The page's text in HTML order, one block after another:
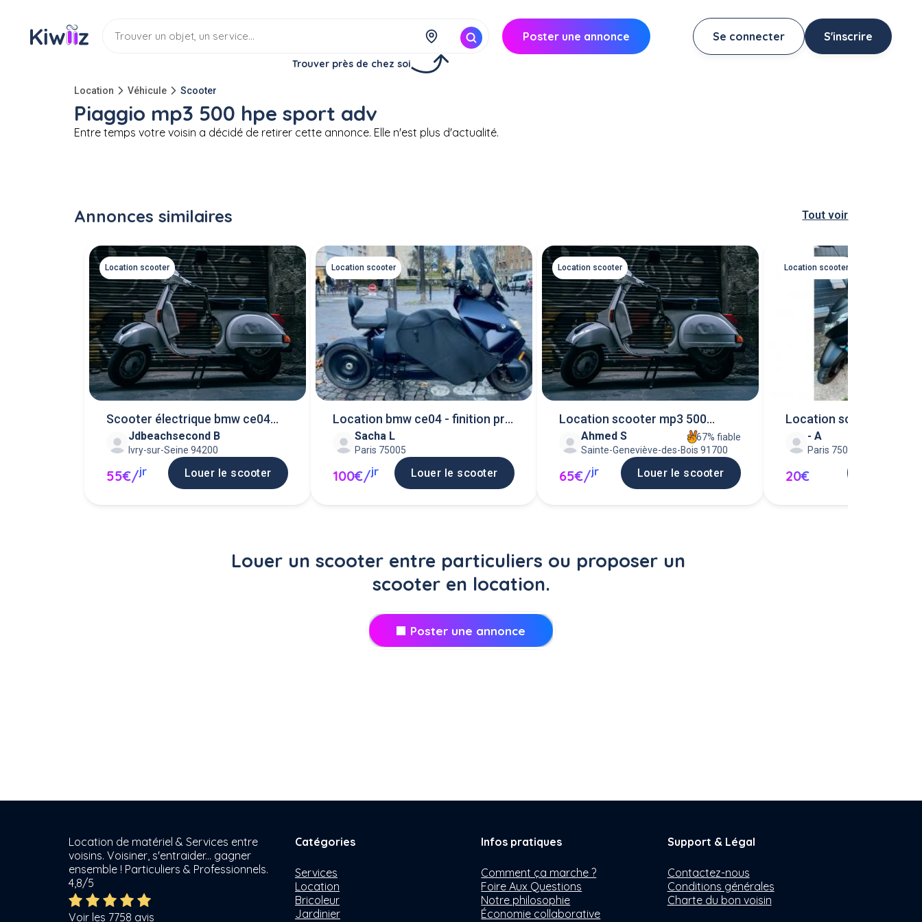
Trouver près de chez soi
Poster une annonce Se connecter S'inscrire
Location Véhicule Scooter
Piaggio mp3 500 hpe sport adv
Entre temps votre voisin a décidé de retirer cette annonce. Elle n'est plus d'actualité.
Annonces similaires Tout voir
Location scooter
Scooter électrique bmw ce04
high-tech n
Jdbeachsecond B
Ivry-sur-Seine 94200
55€/jr Louer le scooter
Location scooter
Location bmw ce04 - finition pro
- permiSacha L
Paris 75005
100€/jr Louer le scooter
Location scooter
Location scooter mp3 500
business
Ahmed S
67% fiable
Sainte-Geneviève-des-Bois 91700
65€/jr Louer le scooter
Location scooter
Location scooter 50 cc
- A
Paris 75001
20€
Louer un scooter entre particuliers ou proposer un
scooter en location.
Poster une annonce
Location de matériel & Services entre
voisins. Voisiner, s'entraider... gagner
ensemble ! Particuliers & Professionnels.
4,8/5
Voir les 7758 avis
Catégories
Services
Location
Bricoleur
Jardinier
Infos pratiques
Comment ça marche ?
Foire Aux Questions
Notre philosophie
Économie collaborative
Support & Légal
Contactez-nous
Conditions générales
Charte du bon voisin